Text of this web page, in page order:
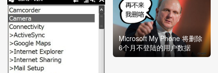
Microsoft My Phone 将删除
6个月不登陆的用户数据